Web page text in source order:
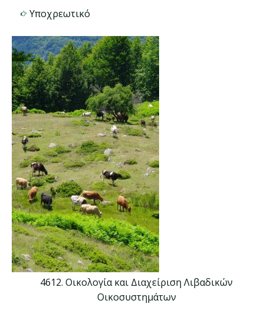
Υποχρεωτικό
4612. Οικολογία και Διαχείριση Λιβαδικών
Οικοσυστημάτων